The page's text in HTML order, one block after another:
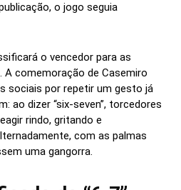
o jogo seguia
o vencedor para as
comemoração de Casemiro
sociais por repetir um gesto já
ao dizer “six-seven”, torcedores
rindo, gritando e
com as palmas
uma gangorra.